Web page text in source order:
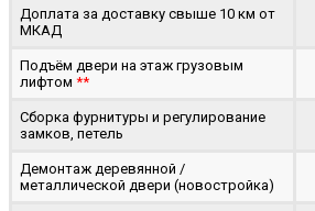
Доплата за доставку свыше 10 км от
МКАД
Подъём двери на этаж грузовым
лифтом **
Сборка фурнитуры и регулирование
замков, петель
Демонтаж деревянной /
металлической двери (новостройка)